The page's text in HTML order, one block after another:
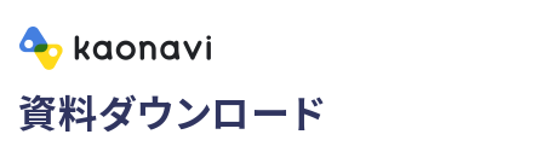
資料ダウンロード